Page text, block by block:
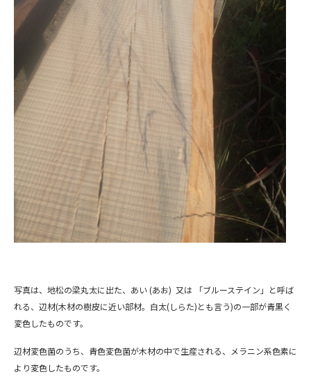
写真は、地松の梁丸太に出た、あい (あお) 又は 「ブルーステイン」と呼ば
れる、辺材(木材の樹皮に近い部材。白太(しらた)とも言う)の一部が青黒く
変色したものです。
辺材変色菌のうち、青色変色菌が木材の中で生産される、メラニン系色素に
より変色したものです。